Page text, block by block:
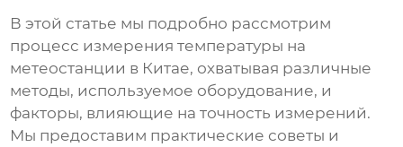
В этой статье мы подробно рассмотрим
процесс измерения температуры на
метеостанции в Китае, охватывая различные
методы, используемое оборудование, и
факторы, влияющие на точность измерений.
Мы предоставим практические советы и